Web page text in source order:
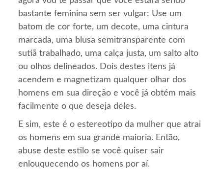
bastante feminina sem ser vulgar: Use um
batom de cor forte, um decote, uma cintura
marcada, uma blusa semitransparente com
sutiã trabalhado, uma calça justa, um salto alto
ou olhos delineados. Dois destes itens já
acendem e magnetizam qualquer olhar dos
homens em sua direção e você já obtém mais
facilmente o que deseja deles.
E sim, este é o estereotipo da mulher que atrai
os homens em sua grande maioria. Então,
abuse deste estilo se você quiser sair
enlouquecendo os homens por aí.